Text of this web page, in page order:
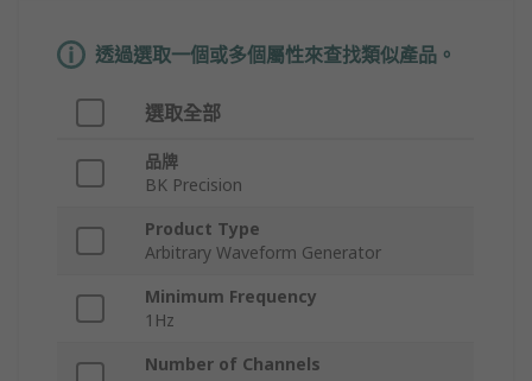
透過選取一個或多個屬性來查找類似產品。
選取全部
品牌
BK Precision
Product Type
Arbitrary Waveform Generator
Minimum Frequency
1Hz
Number of Channels